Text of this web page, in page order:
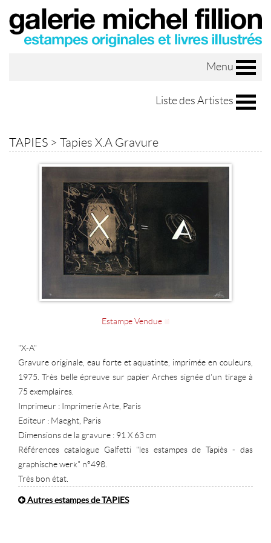
Menu
Liste des Artistes
TAPIES > Tapies X.A Gravure
Estampe Vendue
"X-A"
Gravure originale, eau forte et aquatinte, imprimée en couleurs,
1975. Très belle épreuve sur papier Arches signée d'un tirage à
75 exemplaires.
Imprimeur : Imprimerie Arte, Paris
Editeur : Maeght, Paris
Dimensions de la gravure : 91 X 63 cm
Références catalogue Galfetti "les estampes de Tapiès - das
graphische werk" n°498.
Très bon état.
Autres estampes de TAPIES